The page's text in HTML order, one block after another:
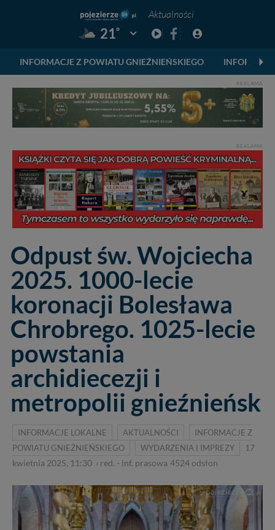
Aktualności
21° Pogoda: Gniezno
INFORMACJE Z POWIATU GNIEŹNIEŃSKIEGO
REKLAMA
REKLAMA
Odpust św. Wojciecha
2025. 1000-lecie
koronacji Bolesława
Chrobrego. 1025-lecie
powstania
archidiecezji i
metropolii gnieźnieńsk
INFORMACJE LOKALNE AKTUALNOŚCI
INFORMACJE Z
POWIATU GNIEŹNIEŃSKIEGO
WYDARZENIA I IMPREZY
17
kwietnia 2025, 11:30 › red. - inf. prasowa 4524 odsłon